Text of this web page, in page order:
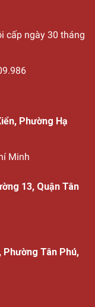
dáng, chất liệu
giãn độc
tại Pula
phải là khó.
thư giãn vừa đáp
bảo chất lượng
Để có thể tìm
hãy tham khảo
từ thương hiệu
Furniture
cấp ngày 30 tháng
Phường Hạ
Minh
13, Quận Tân
Tân Phú,